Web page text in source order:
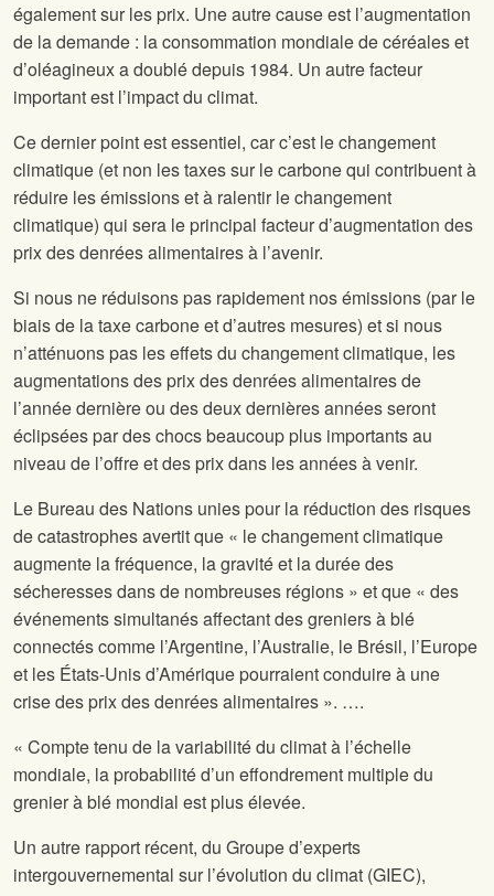
également sur les prix. Une autre cause est l’augmentation
de la demande : la consommation mondiale de céréales et
d’oléagineux a doublé depuis 1984. Un autre facteur
important est l’impact du climat.
Ce dernier point est essentiel, car c’est le changement
climatique (et non les taxes sur le carbone qui contribuent à
réduire les émissions et à ralentir le changement
climatique) qui sera le principal facteur d’augmentation des
prix des denrées alimentaires à l’avenir.
Si nous ne réduisons pas rapidement nos émissions (par le
biais de la taxe carbone et d’autres mesures) et si nous
n’atténuons pas les effets du changement climatique, les
augmentations des prix des denrées alimentaires de
l’année dernière ou des deux dernières années seront
éclipsées par des chocs beaucoup plus importants au
niveau de l’offre et des prix dans les années à venir.
Le Bureau des Nations unies pour la réduction des risques
de catastrophes avertit que « le changement climatique
augmente la fréquence, la gravité et la durée des
sécheresses dans de nombreuses régions » et que « des
événements simultanés affectant des greniers à blé
connectés comme l’Argentine, l’Australie, le Brésil, l’Europe
et les États-Unis d’Amérique pourraient conduire à une
crise des prix des denrées alimentaires ». ….
« Compte tenu de la variabilité du climat à l’échelle
mondiale, la probabilité d’un effondrement multiple du
grenier à blé mondial est plus élevée.
Un autre rapport récent, du Groupe d’experts
intergouvernemental sur l’évolution du climat (GIEC),